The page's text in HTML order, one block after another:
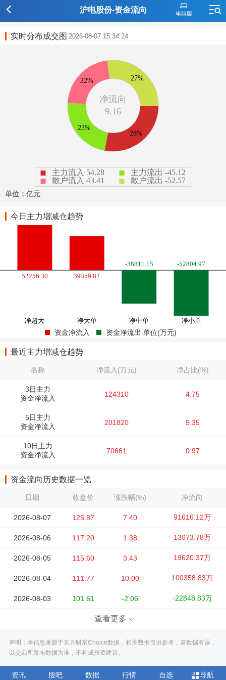
沪电股份-资金流向
实时分布成交图 2026-08-07 15:34:24
今日主力增减仓趋势
资金净流入 资金净流出 单位(万元)
最近主力增减仓趋势
名称 净流入(万元) 净占比(%)
3日主力
资金净流入
124310 4.75
5日主力
资金净流入
201820 5.35
10日主力
资金净流入
70661 0.97
资金流向历史数据一览
日期 收盘价 涨跌幅(%) 净流向
2026-08-07 125.87 7.40 91616.12万
2026-08-06 117.20 1.38 13073.78万
2026-08-05 115.60 3.43 19620.37万
2026-08-04 111.77 10.00 100358.83万
2026-08-03 101.61 -2.06 -22848.83万
查看更多
声明：本信息来源于东方财富Choice数据，相关数据仅供参考，若数据有误，
以交易所发布数据为准，不构成投资建议。
资讯 股吧 数据 行情 自选 导航